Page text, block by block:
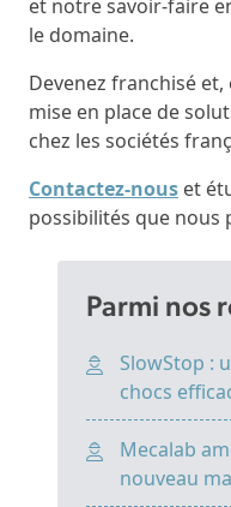
et notre savoir-faire
le domaine.
Devenez franchisé
mise en place de
chez les sociétés
Contactez-nous et
possibilités que nous
Parmi nos
SlowStop :
chocs
Mecalab
nouveau